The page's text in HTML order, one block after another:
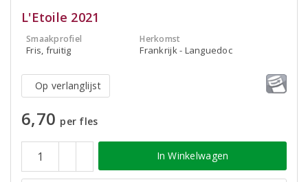
L'Etoile 2021
Smaakprofiel
Fris, fruitig
Herkomst
Frankrijk - Languedoc
Op verlanglijst
6,70 per fles
In Winkelwagen